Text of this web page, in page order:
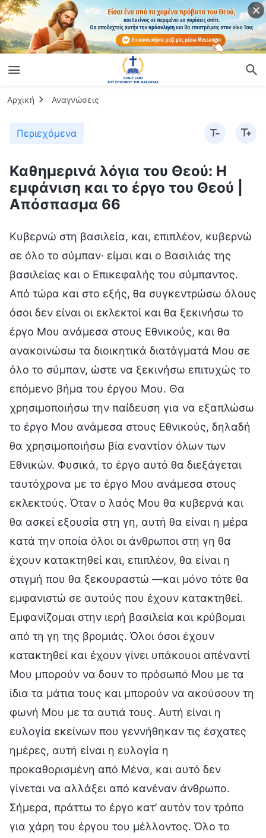
Αρχική Αναγνώσεις
Περιεχόμενα
Καθημερινά λόγια του Θεού: Η
εμφάνιση και το έργο του Θεού |
Απόσπασμα 66
Κυβερνώ στη βασιλεία, και, επιπλέον, κυβερνώ
σε όλο το σύμπαν· είμαι και ο Βασιλιάς της
βασιλείας και ο Επικεφαλής του σύμπαντος.
Από τώρα και στο εξής, θα συγκεντρώσω όλους
όσοι δεν είναι οι εκλεκτοί και θα ξεκινήσω το
έργο Μου ανάμεσα στους Εθνικούς, και θα
ανακοινώσω τα διοικητικά διατάγματά Μου σε
όλο το σύμπαν, ώστε να ξεκινήσω επιτυχώς το
επόμενο βήμα του έργου Μου. Θα
χρησιμοποιήσω την παίδευση για να εξαπλώσω
το έργο Μου ανάμεσα στους Εθνικούς, δηλαδή
θα χρησιμοποιήσω βία εναντίον όλων των
Εθνικών. Φυσικά, το έργο αυτό θα διεξάγεται
ταυτόχρονα με το έργο Μου ανάμεσα στους
εκλεκτούς. Όταν ο λαός Μου θα κυβερνά και
θα ασκεί εξουσία στη γη, αυτή θα είναι η μέρα
κατά την οποία όλοι οι άνθρωποι στη γη θα
έχουν κατακτηθεί και, επιπλέον, θα είναι η
στιγμή που θα ξεκουραστώ —και μόνο τότε θα
εμφανιστώ σε αυτούς που έχουν κατακτηθεί.
Εμφανίζομαι στην ιερή βασιλεία και κρύβομαι
από τη γη της βρομιάς. Όλοι όσοι έχουν
κατακτηθεί και έχουν γίνει υπάκουοι απέναντί
Μου μπορούν να δουν το πρόσωπό Μου με τα
ίδια τα μάτια τους και μπορούν να ακούσουν τη
φωνή Μου με τα αυτιά τους. Αυτή είναι η
ευλογία εκείνων που γεννήθηκαν τις έσχατες
ημέρες, αυτή είναι η ευλογία η
προκαθορισμένη από Μένα, και αυτό δεν
γίνεται να αλλάξει από κανέναν άνθρωπο.
Σήμερα, πράττω το έργο κατ’ αυτόν τον τρόπο
για χάρη του έργου του μέλλοντος. Όλο το